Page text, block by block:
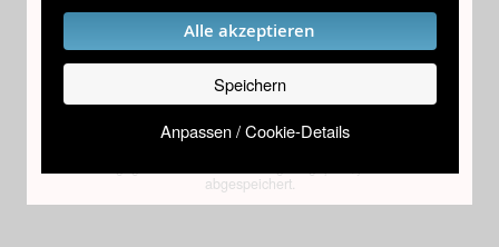
Alle akzeptieren
Speichern
Anpassen / Cookie-Details
Bitte gib dein Geburtsdatum ein
Absenden
abgespeichert.